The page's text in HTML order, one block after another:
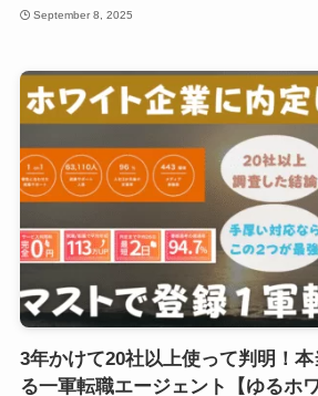
September 8, 2025
3年かけて20社以上使って判明！
る一軍転職エージェント【ゆるホ